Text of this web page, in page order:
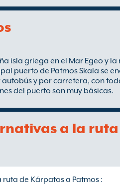
isla griega en el Mar Egeo y
puerto de Patmos Skala se
y por carretera, con
del puerto son muy básicas.
a la
de Kárpatos a Patmos :